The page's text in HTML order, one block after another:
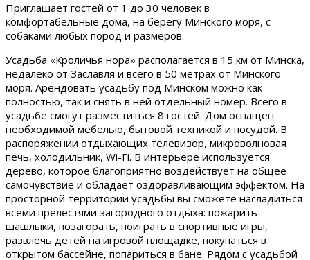
Приглашает гостей от 1 до 30 человек в
комфортабельные дома, на берегу Минского моря, с
собаками любых пород и размеров.
Усадьба «Кроличья нора» располагается в 15 км от Минска,
недалеко от Заславля и всего в 50 метрах от Минского
моря. Арендовать усадьбу под Минском можно как
полностью, так и снять в ней отдельный номер. Всего в
усадьбе смогут разместиться 8 гостей. Дом оснащен
необходимой мебелью, бытовой техникой и посудой. В
распоряжении отдыхающих телевизор, микроволновая
печь, холодильник, Wi-Fi. В интерьере используется
дерево, которое благоприятно воздействует на общее
самочувствие и обладает оздоравливающим эффектом. На
просторной территории усадьбы вы сможете насладиться
всеми прелестями загородного отдыха: пожарить
шашлыки, позагорать, поиграть в спортивные игры,
развлечь детей на игровой площадке, покупаться в
открытом бассейне, попариться в бане. Рядом с усадьбой